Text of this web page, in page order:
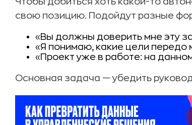
свою позицию. Подойдут разные
«Вы должны доверить мне эту
«Я понимаю, какие цели передо
«Проект уже в работе: на
Основная задача — убедить